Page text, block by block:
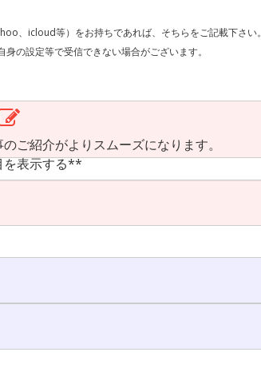
、icloud等）をお持ちであれば、そちらをご記載下さい。
できない場合がございます。
ご紹介がよりスムーズになります。
表示する**